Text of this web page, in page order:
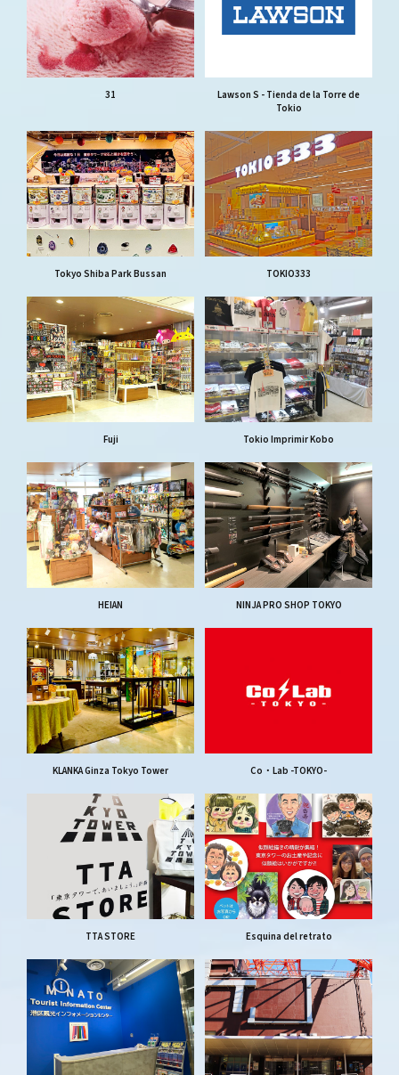
31
Lawson S - Tienda de la Torre de
Tokio
Tokyo Shiba Park Bussan TOKIO333
Fuji Tokio Imprimir Kobo
HEIAN NINJA PRO SHOP TOKYO
KLANKA Ginza Tokyo Tower Co・Lab -TOKYO-
TTA STORE Esquina del retrato